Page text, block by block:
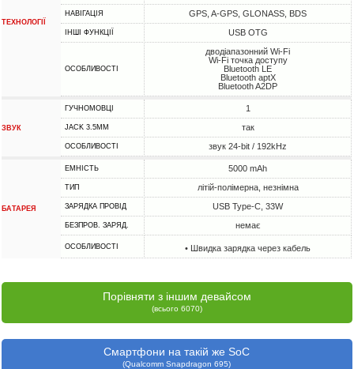
ТЕХНОЛОГІЇ
НАВІГАЦІЯ GPS, A-GPS, GLONASS, BDS
ІНШІ ФУНКЦІЇ USB OTG
ОСОБЛИВОСТІ
дводіапазонний Wi-Fi
Wi-Fi точка доступу
Bluetooth LE
Bluetooth aptX
Bluetooth A2DP
ЗВУК
ГУЧНОМОВЦІ 1
JACK 3.5MM так
ОСОБЛИВОСТІ звук 24-bit / 192kHz
БАТАРЕЯ
ЕМНІСТЬ 5000 mAh
ТИП літій-полімерна, незнімна
ЗАРЯДКА ПРОВІД USB Type-C, 33W
БЕЗПРОВ. ЗАРЯД. немає
ОСОБЛИВОСТІ • Швидка зарядка через кабель
Порівняти з іншим девайсом
(всього 6070)
Смартфони на такій же SoC
(Qualcomm Snapdragon 695)